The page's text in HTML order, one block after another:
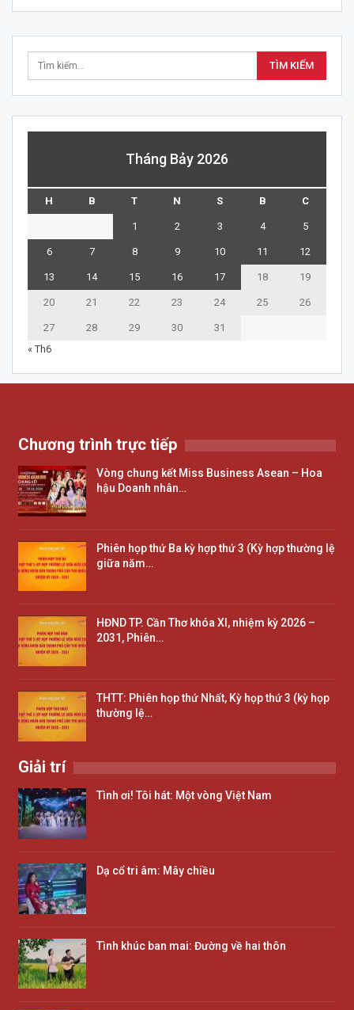
Tháng Bảy 2026
H B T N S B C
1 2 3 4 5
6 7 8 9 10 11 12
13 14 15 16 17 18 19
20 21 22 23 24 25 26
27 28 29 30
31
« Th6
Chương trình trực tiếp
Vòng chung kết Miss Business Asean – Hoa
hậu Doanh nhân…
Phiên họp thứ Ba kỳ hợp thứ 3 (Kỳ hợp thường lệ
giữa năm…
HĐND TP. Cần Thơ khóa XI, nhiệm kỳ 2026 –
2031, Phiên…
THTT: Phiên họp thứ Nhất, Kỳ họp thứ 3 (kỳ họp
thường lệ…
Giải trí
Tình ơi! Tôi hát: Một vòng Việt Nam
Dạ cổ tri âm: Mây chiều
Tình khúc ban mai: Đường về hai thôn